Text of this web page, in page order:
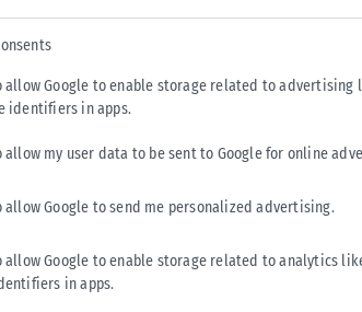
allow Google to enable storage related to advertising
identifiers in apps.
allow my user data to be sent to Google for online
allow Google to send me personalized advertising.
allow Google to enable storage related to analytics
in apps.
Κεντρική
να
στην